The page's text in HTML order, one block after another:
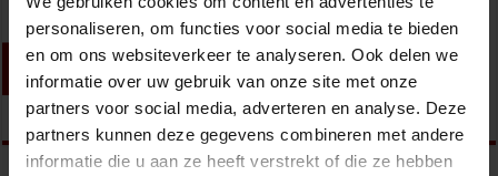
personaliseren, om functies voor social media te bieden
en om ons websiteverkeer te analyseren. Ook delen we
informatie over uw gebruik van onze site met onze
partners voor social media, adverteren en analyse. Deze
partners kunnen deze gegevens combineren met andere
informatie die u aan ze heeft verstrekt of die ze hebben